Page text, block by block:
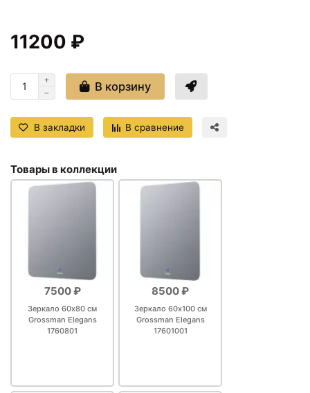
11200 ₽
В корзину
В закладки В сравнение
Товары в коллекции
7500 ₽
Зеркало 60х80 см
Grossman Elegans
1760801
8500 ₽
Зеркало 60х100 см
Grossman Elegans
17601001